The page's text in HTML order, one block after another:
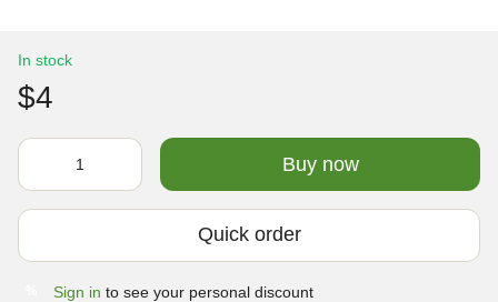
In stock
$4
Buy now
Quick order
Sign in to see your personal discount